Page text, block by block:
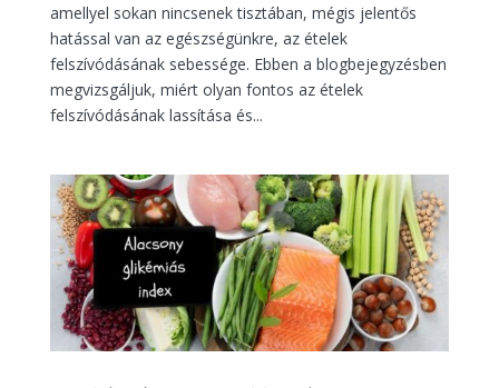
amellyel sokan nincsenek tisztában, mégis jelentős
hatással van az egészségünkre, az ételek
felszívódásának sebessége. Ebben a blogbejegyzésben
megvizsgáljuk, miért olyan fontos az ételek
felszívódásának lassítása és...